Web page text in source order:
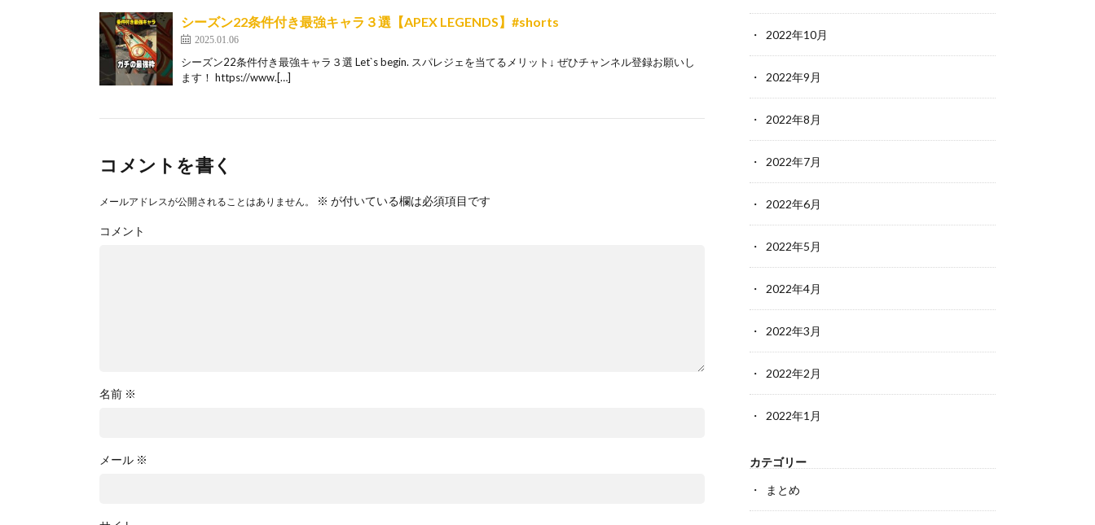
シーズン22条件付き最強キャラ３選【APEX LEGENDS】#shorts
2025.01.06
シーズン22条件付き最強キャラ３選 Let`s begin. スパレジェを当てるメリット↓ ぜひチャンネル登録お願いし
ます！ https://www.[…]
コメントを書く
メールアドレスが公開されることはありません。 ※ が付いている欄は必須項目です
コメント
名前 ※
メール ※
2022年10月
2022年9月
2022年8月
2022年7月
2022年6月
2022年5月
2022年4月
2022年3月
2022年2月
2022年1月
カテゴリー
まとめ